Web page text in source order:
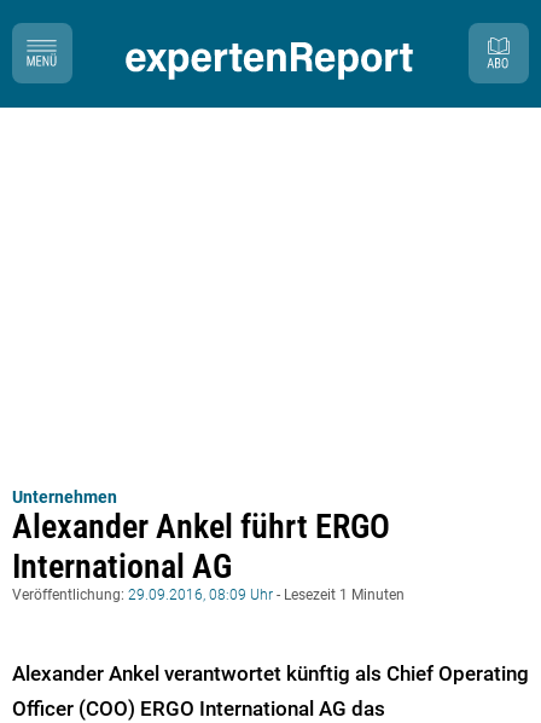
Unternehmen
Alexander Ankel führt ERGO
International AG
Veröffentlichung: 29.09.2016, 08:09 Uhr - Lesezeit 1 Minuten
Alexander Ankel verantwortet künftig als Chief Operating
Officer (COO) ERGO International AG das